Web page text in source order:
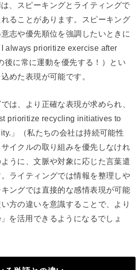
、スピーキングとライティングで
ることがあります。スピーキング
志や優先順位を強調したいときに
always prioritize exercise after
後に常に運動を優先する！）とい
めた表現が可能です。
は、より正確な表現が求められ、
prioritize recycling initiatives to
」（私たちの会社は持続可能性
イクルの取り組みを優先しなけれ
うに、文脈や対象に応じた言葉遣
ライティングでは情報を整理しや
ングでは直接的な感情表現が可能
方の違いを意識することで、より
を活用できるようになるでしょ